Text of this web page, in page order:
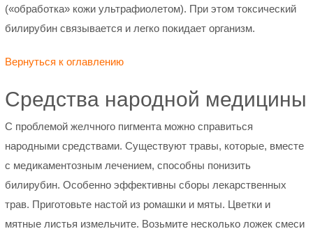
(«обработка» кожи ультрафиолетом). При этом токсический
билирубин связывается и легко покидает организм.
Вернуться к оглавлению
Средства народной медицины
С проблемой желчного пигмента можно справиться
народными средствами. Существуют травы, которые, вместе
с медикаментозным лечением, способны понизить
билирубин. Особенно эффективны сборы лекарственных
трав. Приготовьте настой из ромашки и мяты. Цветки и
мятные листья измельчите. Возьмите несколько ложек смеси